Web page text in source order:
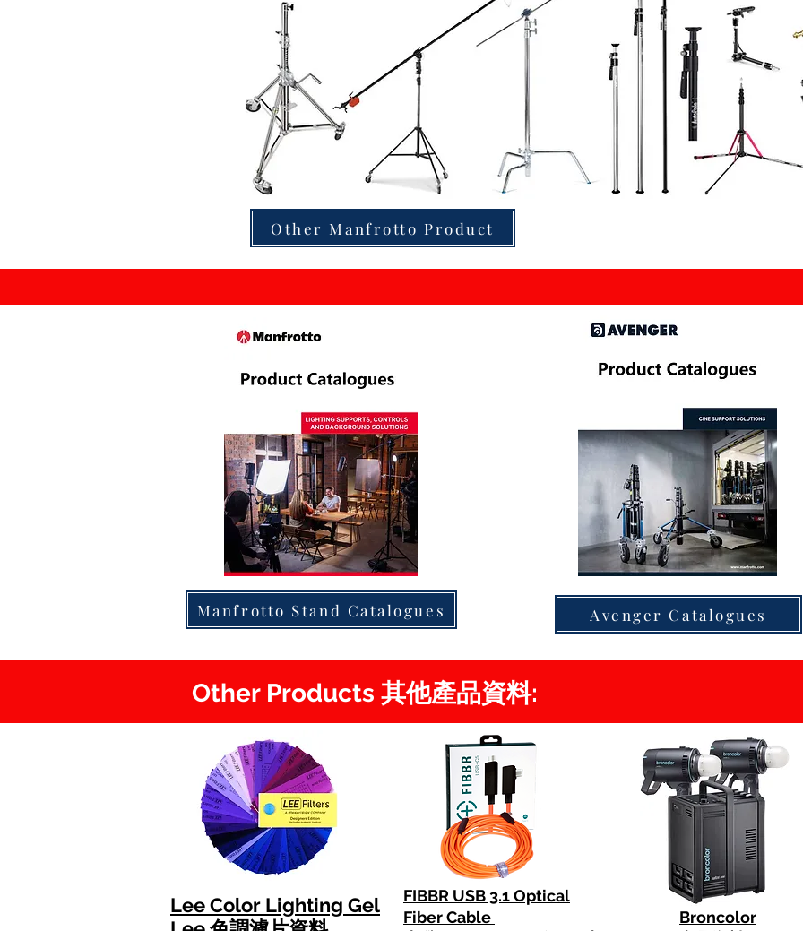
Other Manfrotto Product
Manfrotto Stand Catalogues Avenger Catalogues
Other Products 其他產品資料:
Lee Color Lighting Gel
FIBBR USB 3.1 Optical
Fiber Cable
Broncolor